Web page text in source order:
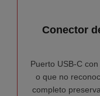
Conector
Puerto USB-C
o que no
completo